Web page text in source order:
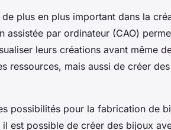
plus en plus important dans la
assistée par ordinateur (CAO)
leurs créations avant même
ressources, mais aussi de créer
possibilités pour la fabrication de
est possible de créer des bijoux